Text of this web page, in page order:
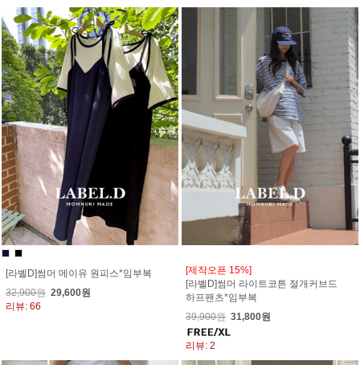
[라벨D]썸머 메이유 원피스*임부복
32,900원 29,600원
리뷰: 66
[제작오픈 15%]
[라벨D]썸머 라이트코튼 절개커브드
하프팬츠*임부복
39,900원 31,800원
리뷰: 2